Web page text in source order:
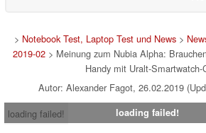
> Notebook Test, Laptop Test und News>
2019-02 > Meinung zum Nubia Alpha:
Handy mit Uralt-Smartwatch-
Autor: Alexander Fagot, 26.02.2019
loading failed!
loading failed!